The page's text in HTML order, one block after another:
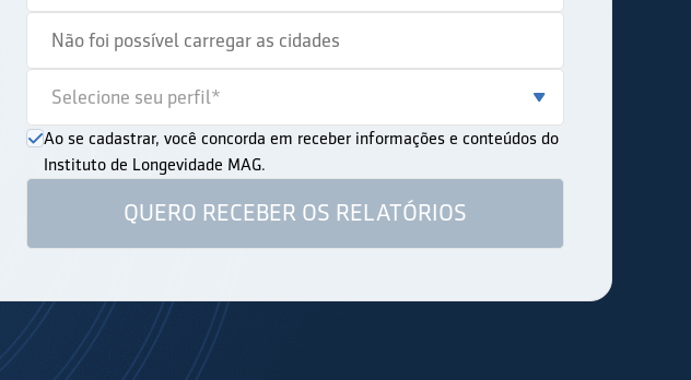
Ao se cadastrar, você concorda em receber informações e conteúdos do
Instituto de Longevidade MAG.